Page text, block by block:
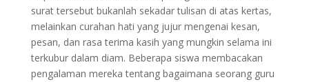
surat tersebut bukanlah sekadar tulisan di atas kertas,
melainkan curahan hati yang jujur mengenai kesan,
pesan, dan rasa terima kasih yang mungkin selama ini
terkubur dalam diam. Beberapa siswa membacakan
pengalaman mereka tentang bagaimana seorang guru